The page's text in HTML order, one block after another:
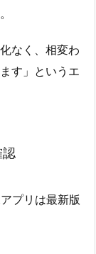
なく、相変わ
す」というエ
認
プリは最新版